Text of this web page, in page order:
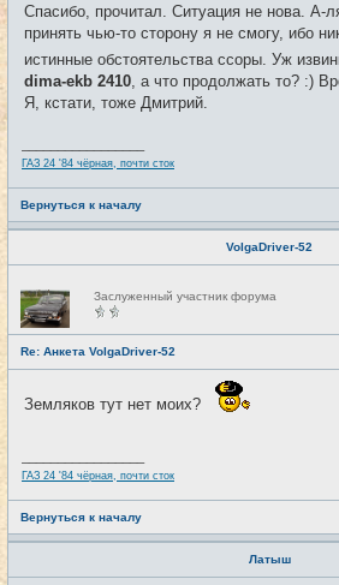
Спасибо, прочитал. Ситуация не нова. А-
принять чью-то сторону я не смогу, ибо
истинные обстоятельства ссоры. Уж
dima-ekb 2410 , а что продолжать то? :)
Я, кстати, тоже Дмитрий.
ГАЗ 24 '84 чёрная, почти сток
Вернуться к началу
VolgaDriver-52
Н
е
в
с
е
т
и
Заслуженный участник форума
Re: Анкета VolgaDriver-52
Земляков тут нет моих?
ГАЗ 24 '84 чёрная, почти сток
Вернуться к началу
Латыш